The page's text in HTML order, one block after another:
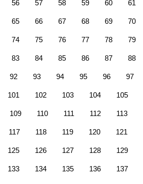
56 57 58 59 60 61
65 66 67 68 69 70
74 75 76 77 78 79
83 84 85 86 87 88
92 93 94 95 96 97
101 102 103 104 105
109 110 111 112 113
117 118 119 120 121
125 126 127 128 129
133 134 135 136 137